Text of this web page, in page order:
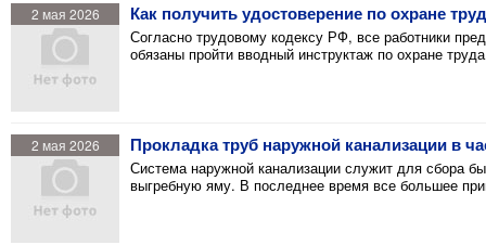
2 мая 2026 Как получить удостоверение по охране
Согласно трудовому кодексу РФ, все работники
обязаны пройти вводный инструктаж по охране
2 мая 2026 Прокладка труб наружной канализации в
Система наружной канализации служит для сбора
выгребную яму. В последнее время все большее